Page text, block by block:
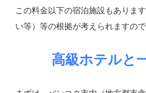
この料金以下の宿泊施設もありま
い等）等の根拠が考えられますの
高級ホテルと